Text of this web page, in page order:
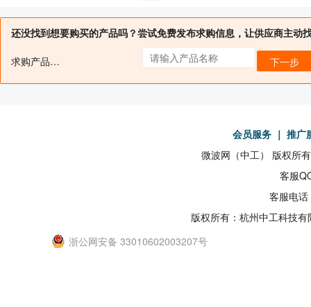
还没找到想要购买的产品吗？尝试免费发布求购信息，让供应商主动
求购产品名： 下一步
会员服务 ｜ 推广
微波网（中工） 版权所
客服
客服电
版权所有：杭州中工科技
浙公网安备 33010602003207号